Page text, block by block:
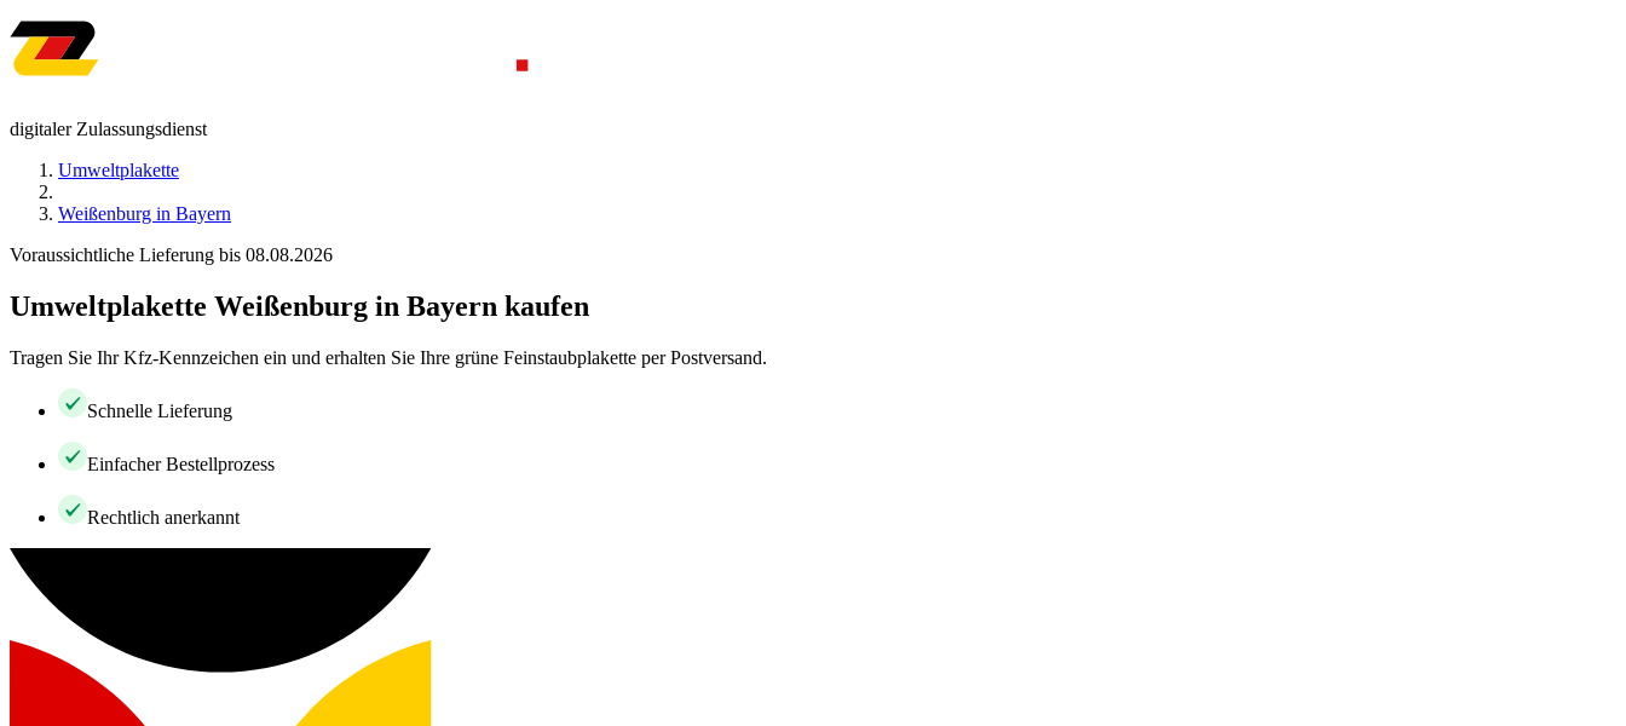
digitaler Zulassungsdienst
Umweltplakette
Weißenburg in Bayern
Voraussichtliche Lieferung bis 08.08.2026
Umweltplakette Weißenburg in Bayern kaufen
Tragen Sie Ihr Kfz-Kennzeichen ein und erhalten Sie Ihre grüne Feinstaubplakette per Postversand.
Schnelle Lieferung
Einfacher Bestellprozess
Rechtlich anerkannt